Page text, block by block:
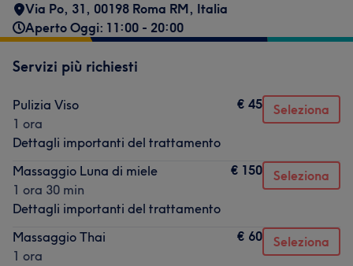
Via Po, 31, 00198 Roma RM, Italia
Aperto Oggi: 11:00 - 20:00
Servizi più richiesti
Pulizia Viso
1 ora
Dettagli importanti del trattamento
€ 45 Seleziona
Massaggio Luna di miele
1 ora 30 min
Dettagli importanti del trattamento
€ 150 Seleziona
Massaggio Thai
1 ora
€ 60 Seleziona